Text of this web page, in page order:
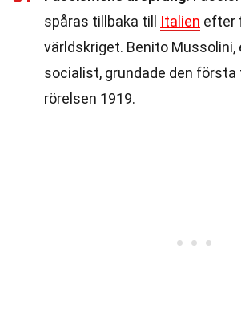
spåras tillbaka till Italien efter
världskriget. Benito Mussolini,
socialist, grundade den
rörelsen 1919.